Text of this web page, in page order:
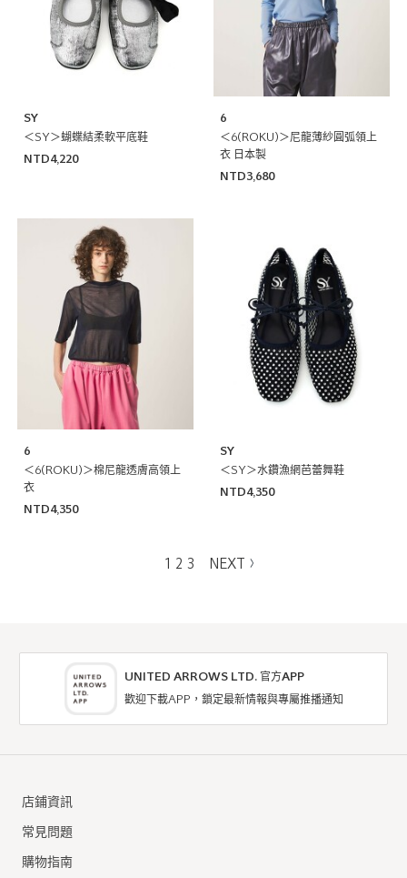
SY
＜SY＞蝴蝶結柔軟平底鞋
NTD4,220
6
＜6(ROKU)＞尼龍薄紗圓弧領上
衣 日本製
NTD3,680
6
＜6(ROKU)＞棉尼龍透膚高領上
衣
NTD4,350
SY
＜SY＞水鑽漁網芭蕾舞鞋
NTD4,350
1 2 3 NEXT
UNITED ARROWS LTD. 官方APP
歡迎下載APP，鎖定最新情報與專屬推播通知
店鋪資訊
常見問題
購物指南